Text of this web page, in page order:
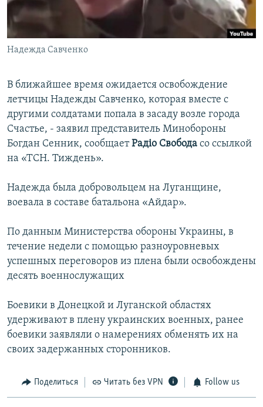
ПОБЕДИТЕЛЕЙ НЕ СУДЯТ?
КРЫМ.НЕПОКОРЕННЫЙ
ELIFBE
ПРИСОЕДИНЯЙТЕСЬ!
Все сайты RFE/RL
Надежда Савченко
В ближайшее время ожидается освобождение
летчицы Надежды Савченко, которая вместе с
другими солдатами попала в засаду возле города
Счастье, - заявил представитель Минобороны
Богдан Сенник, сообщаетРадіо Свобода со ссылкой
на «ТСН. Тиждень».
Надежда была добровольцем на Луганщине,
воевала в составе батальона «Айдар».
По данным Министерства обороны Украины, в
течение недели с помощью разноуровневых
успешных переговоров из плена были освобождены
десять военнослужащих
Боевики в Донецкой и Луганской областях
удерживают в плену украинских военных, ранее
боевики заявляли о намерениях обменять их на
своих задержанных сторонников.
Поделиться Читать без VPN Follow us